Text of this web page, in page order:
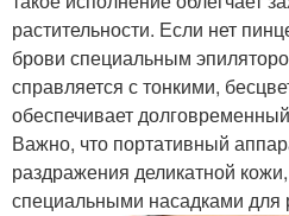
растительности. Если нет
брови специальным
справляется с тонкими,
обеспечивает
Важно, что портативный
раздражения деликатной
специальными насадками для